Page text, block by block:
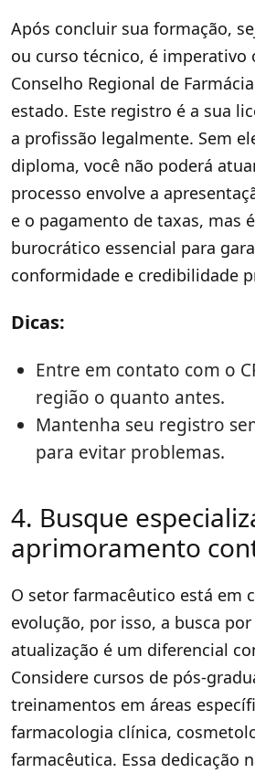
Após concluir sua formação,
ou curso técnico, é
Conselho Regional de Farmácia
estado. Este registro é a sua
a profissão legalmente. Sem
diploma, você não poderá
processo envolve a
e o pagamento de taxas, mas
burocrático essencial para
conformidade e credibilidade
Dicas:
Entre em contato com o
região o quanto antes.
Mantenha seu registro
para evitar problemas.
4. Busque
aprimoramento
O setor farmacêutico está em
evolução, por isso, a busca
atualização é um diferencial
Considere cursos de pós-
treinamentos em áreas
farmacologia clínica,
farmacêutica. Essa dedicação